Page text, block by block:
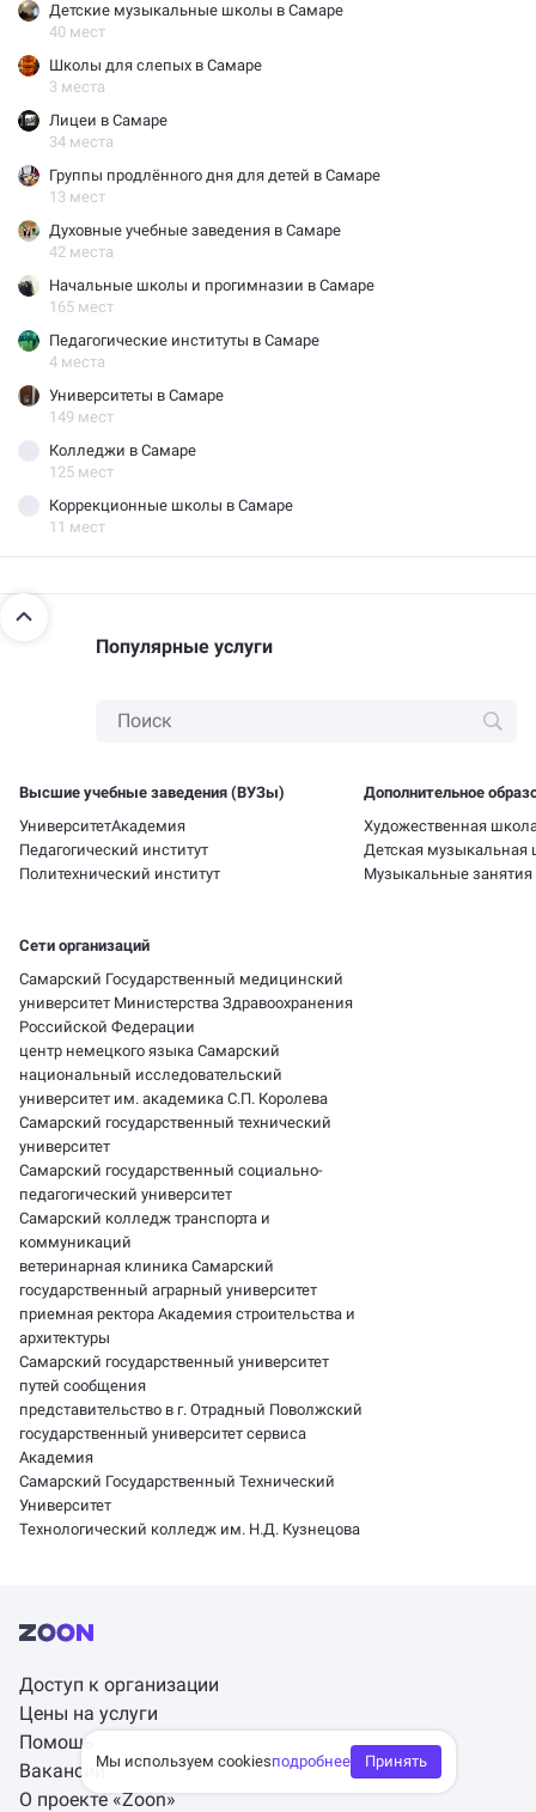
Детские музыкальные школы в Самаре
40 мест
Школы для слепых в Самаре
3 места
Лицеи в Самаре
34 места
Группы продлённого дня для детей в Самаре
13 мест
Духовные учебные заведения в Самаре
42 места
Начальные школы и прогимназии в Самаре
165 мест
Педагогические институты в Самаре
4 места
Университеты в Самаре
149 мест
Колледжи в Самаре
125 мест
Коррекционные школы в Самаре
11 мест
Популярные услуги
Высшие учебные заведения (ВУЗы)
УниверситетАкадемия
Педагогический институт
Политехнический институт
Дополнительное
Художественная
Детская музыкальная
Музыкальные занятия
Сети организаций
Самарский Государственный медицинский
университет Министерства Здравоохранения
Российской Федерации
центр немецкого языка Самарский
национальный исследовательский
университет им. академика С.П. Королева
Самарский государственный технический
университет
Самарский государственный социально-
педагогический университет
Самарский колледж транспорта и
коммуникаций
ветеринарная клиника Самарский
государственный аграрный университет
приемная ректора Академия строительства и
архитектуры
Самарский государственный университет
путей сообщения
представительство в г. Отрадный Поволжский
государственный университет сервиса
Академия
Самарский Государственный Технический
Университет
Технологический колледж им. Н.Д. Кузнецова
Доступ к организации
Цены на услуги
Помощь
Вакансии
О проекте «Zoon»
Мы используем cookiesподробнее Принять